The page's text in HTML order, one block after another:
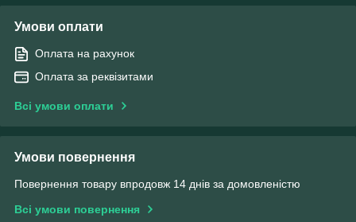
Умови оплати
Оплата на рахунок
Оплата за реквізитами
Всі умови оплати
Умови повернення
Повернення товару впродовж 14 днів за домовленістю
Всі умови повернення